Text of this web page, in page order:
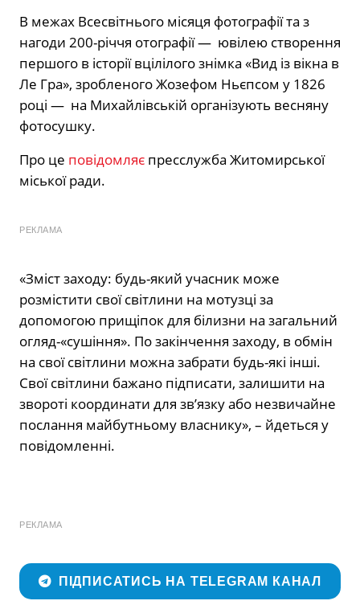
В межах Всесвітнього місяця фотографії та з
нагоди 200-річчя отографiї — ювiлею створення
першого в iсторiї вцiлiлого знiмка «Вид iз вiкна в
Ле Гра», зробленого Жозефом Ньєпсом у 1826
роцi — на Михайлівській організують весняну
фотосушку.
Про це повідомляє пресслужба Житомирської
міської ради.
РЕКЛАМА
«Зміст заходу: будь-який учасник може
розмістити свої світлини на мотузці за
допомогою прищіпок для білизни на загальний
огляд-«сушіння». По закінчення заходу, в обмін
на свої світлини можна забрати будь-які інші.
Свої світлини бажано підписати, залишити на
звороті координати для зв’язку або незвичайне
послання майбутньому власнику», – йдеться у
повідомленні.
РЕКЛАМА
ПІДПИСАТИСЬ НА TELEGRAM КАНАЛ